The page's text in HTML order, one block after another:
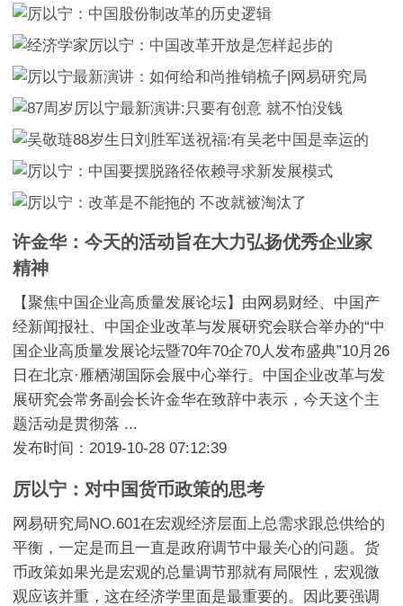
许金华：今天的活动旨在大力弘扬优秀企业家
精神
【聚焦中国企业高质量发展论坛】由网易财经、中国产
经新闻报社、中国企业改革与发展研究会联合举办的“中
国企业高质量发展论坛暨70年70企70人发布盛典”10月26
日在北京·雁栖湖国际会展中心举行。中国企业改革与发
展研究会常务副会长许金华在致辞中表示，今天这个主
题活动是贯彻落 ...
发布时间：2019-10-28 07:12:39
厉以宁：对中国货币政策的思考
网易研究局NO.601在宏观经济层面上总需求跟总供给的
平衡，一定是而且一直是政府调节中最关心的问题。货
币政策如果光是宏观的总量调节那就有局限性，宏观微
观应该并重，这在经济学里面是最重要的。因此要强调